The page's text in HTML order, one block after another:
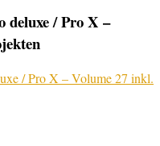
/ Pro X –